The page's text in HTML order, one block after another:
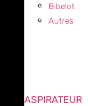
Bibelot
Autres
ASPIRATEUR